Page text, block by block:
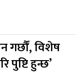
विशेष
हुन्छ’